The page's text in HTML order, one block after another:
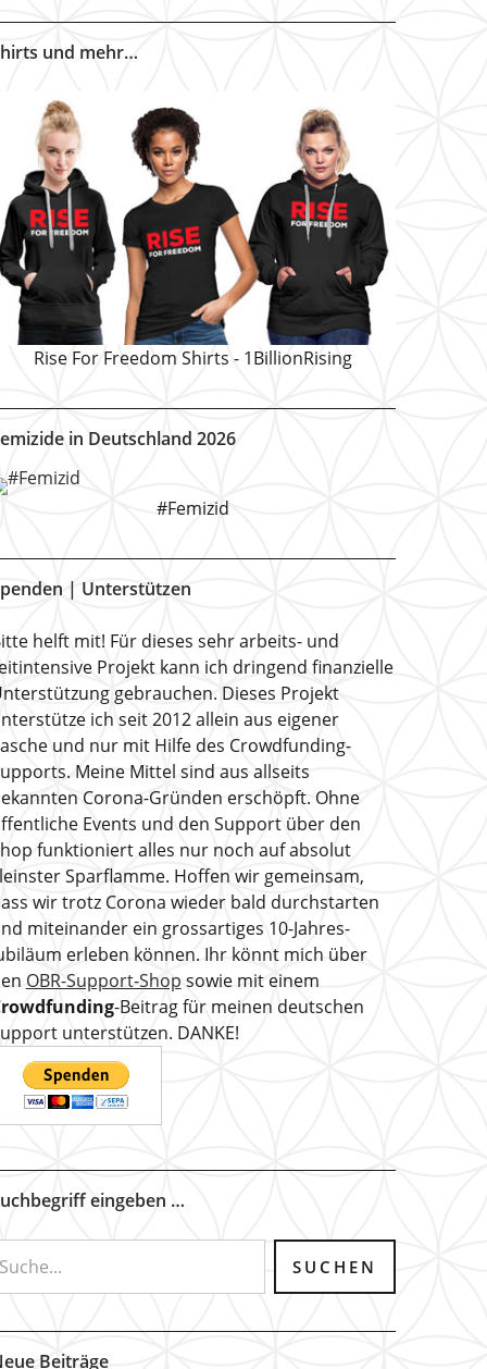
und mehr…
Rise For Freedom Shirts - 1BillionRising
in Deutschland 2026
#Femizid
| Unterstützen
helft mit! Für dieses sehr arbeits- und
Projekt kann ich dringend finanzielle
gebrauchen. Dieses Projekt
ich seit 2012 allein aus eigener
und nur mit Hilfe des Crowdfunding-
Meine Mittel sind aus allseits
Corona-Gründen erschöpft. Ohne
Events und den Support über den
funktioniert alles nur noch auf absolut
Sparflamme. Hoffen wir gemeinsam,
wir trotz Corona wieder bald durchstarten
miteinander ein grossartiges 10-Jahres-
erleben können. Ihr könnt mich über
OBR-Support-Shop sowie mit einem
-Beitrag für meinen deutschen
unterstützen. DANKE!
eingeben …
Beiträge